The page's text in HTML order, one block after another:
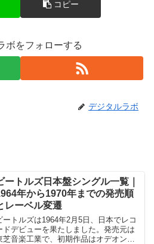
コピー
ボをフォローする
デジタルラボ
ートルズ日本盤シングル一覧｜
年から1970年までの発売順
レーベル変遷
ートルズは1964年2月5日、日本でレコ
ドデビューを果たしました。発売元は
芝音楽工業で、初期作品はオデオン・